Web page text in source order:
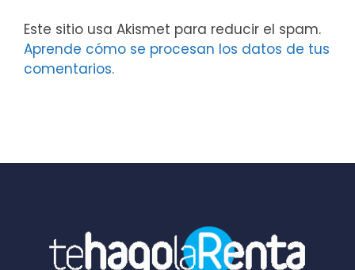
Este sitio usa Akismet para reducir el spam.
Aprende cómo se procesan los datos de tus
comentarios.